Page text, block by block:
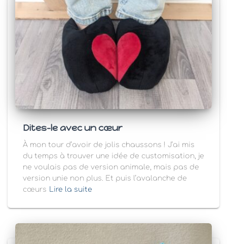
Dites-le avec un cœur
À mon tour d’avoir de jolis chaussons ! J’ai mis
du temps à trouver une idée de customisation, je
ne voulais pas de version animale, mais pas de
version unie non plus. Et puis l’avalanche de
cœurs
Lire la suite